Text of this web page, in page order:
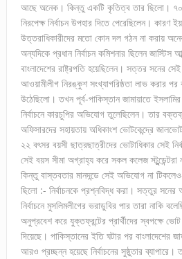
আছে অনেক। কিন্তু একটি কৃতিত্ব তার ছিলো। ৭০
নিরপেক্ষ নির্বাচন উপহার দিতে পেরেছিলেন। কারণ
উত্তরাধিকারীদের মতো কোন দল গঠন না করায়
অন্যদিকে প্রধান নির্বাচন কমিশনার ছিলেন জাস্টিস
বাংলাদেশের রাষ্ট্রপতি হয়েছিলেন। সত্তর সনের সেই
আওয়ামীলীগ নিরঙ্কুশ সংখ্যাগরিষ্ঠতা লাভ করার পর
উঠেছিলো। তখন পূর্ব-পাকিস্তান জামায়াতে
নির্বাচনে কারচুপির অভিযোগ তুলেছিলেন। তার
অফিসারদের সহায়তায় অধিকাংশ ভোটকেন্দ্রে
২২ বৎসর বয়সী ছাত্রছাত্রীদের ভোটাধিকার সেই
সেই বয়স সীমা অগ্রাহ্য করে সকল কলেজ স্টুন্ডেন্টরা
কিন্তু বাস্তবতার মানদন্ডে সেই অভিযোগ না
ছিলো :- নির্বাচনকে প্রশ্নবিদ্ধ করা। সত্তুর সনের
নির্বাচনে মুসলিমলীগের ভরাডুবির পার তারা নাকি
অনুপ্রবেশ করে যুক্তফ্রন্টের প্রার্থীদের স্বপক্ষে ভোট
দিয়েছে। পাকিস্তানের ইতি ঘটার পর বাংলাদেশের
আরও প্রচ্ছন্ন হয়েছে নির্বাচনের সুষ্ঠুতার ব্যাপারে।